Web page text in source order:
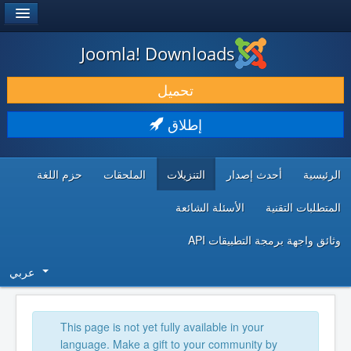
حمل & ومدد
اكتشف & تعلم
Joomla! Downloads
تحميل
إطلاق
الرئيسية أحدث إصدار التنزيلات الملحقات حزم اللغة
المتطلبات التقنية الأسئلة الشائعة
وثائق واجهة برمجة التطبيقات API
عربي
This page is not yet fully available in your
language. Make a gift to your community by